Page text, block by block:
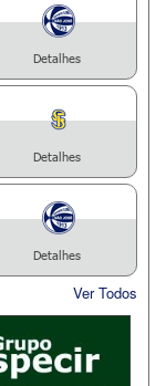
Detalhes
Detalhes
Detalhes
Ver Todos